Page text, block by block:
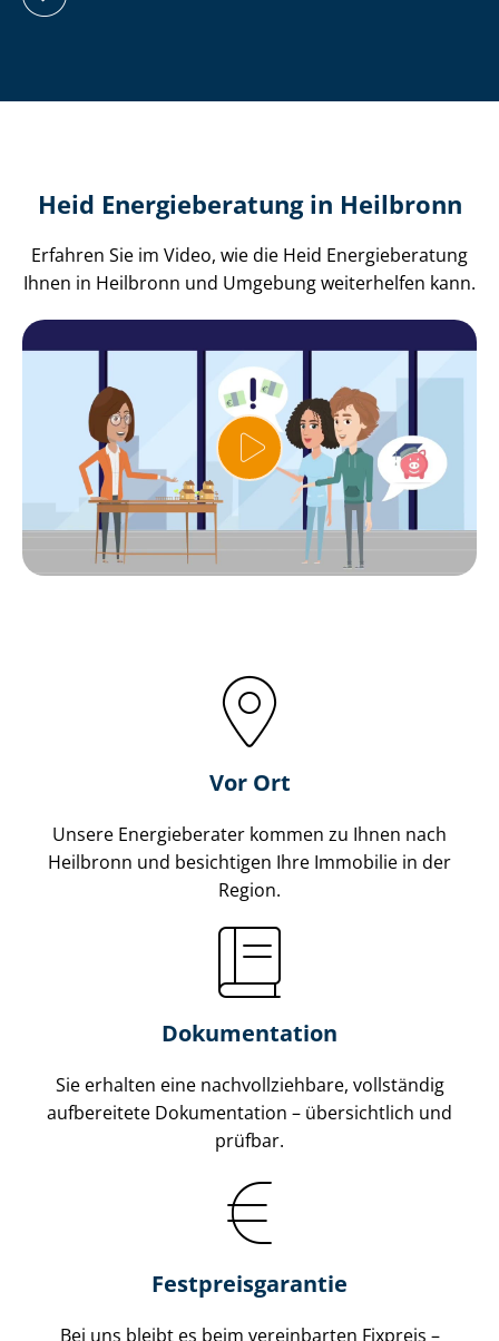
Heid Energieberatung in Heilbronn
Erfahren Sie im Video, wie die Heid Energieberatung
Ihnen in Heilbronn und Umgebung weiterhelfen kann.
Vor Ort
Unsere Energieberater kommen zu Ihnen nach
Heilbronn und besichtigen Ihre Immobilie in der
Region.
Dokumentation
Sie erhalten eine nach­voll­zieh­ba­re, vollständig
aufbereitete Dokumentation – übersichtlich und
prüfbar.
Fest­preis­ga­ran­tie
Bei uns bleibt es beim vereinbarten Fixpreis –